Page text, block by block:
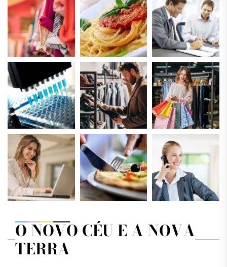
O NOVO CÉU E A NOVA
TERRA